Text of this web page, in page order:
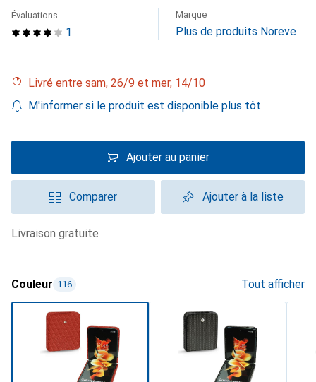
1
Évaluations Marque
Plus de produits Noreve
Livré entre sam, 26/9 et mer, 14/10
M'informer si le produit est disponible plus tôt
Ajouter au panier
Comparer Ajouter à la liste
livraison gratuite
Couleur 116 Tout afficher